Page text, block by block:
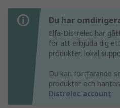
Du har
Elfa-Distrelec har
för att erbjuda dig
produkter, lokal
Du kan fortfarande
produkter och
Distrelec account